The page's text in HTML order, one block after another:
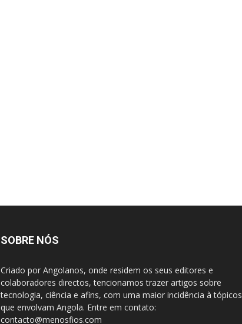
SOBRE NÓS
Criado por Angolanos, onde residem os seus editores e
colaboradores directos, tencionamos trazer artigos sobre
tecnologia, ciência e afins, com uma maior incidência à tópicos
que envolvam Angola. Entre em contato:
contacto@menosfios.com